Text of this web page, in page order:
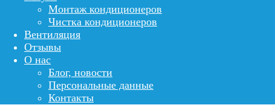
Монтаж кондиционеров
Чистка кондиционеров
Вентиляция
Отзывы
О нас
Блог, новости
Персональные данные
Контакты